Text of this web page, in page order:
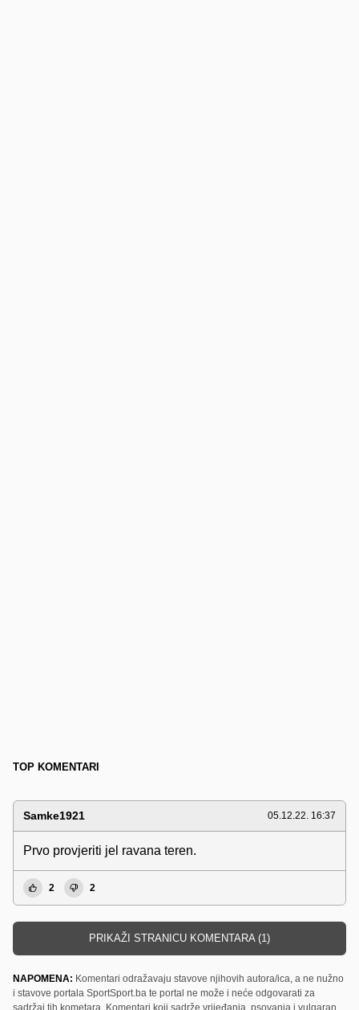
TOP KOMENTARI
Samke1921 05.12.22. 16:37
Prvo provjeriti jel ravana teren.
2 2
PRIKAŽI STRANICU KOMENTARA (1)
NAPOMENA: Komentari odražavaju stavove njihovih autora/ica, a ne nužno
i stavove portala SportSport.ba te portal ne može i neće odgovarati za
sadržaj tih kometara. Komentari koji sadrže vrijeđanja, psovanja i vulgaran